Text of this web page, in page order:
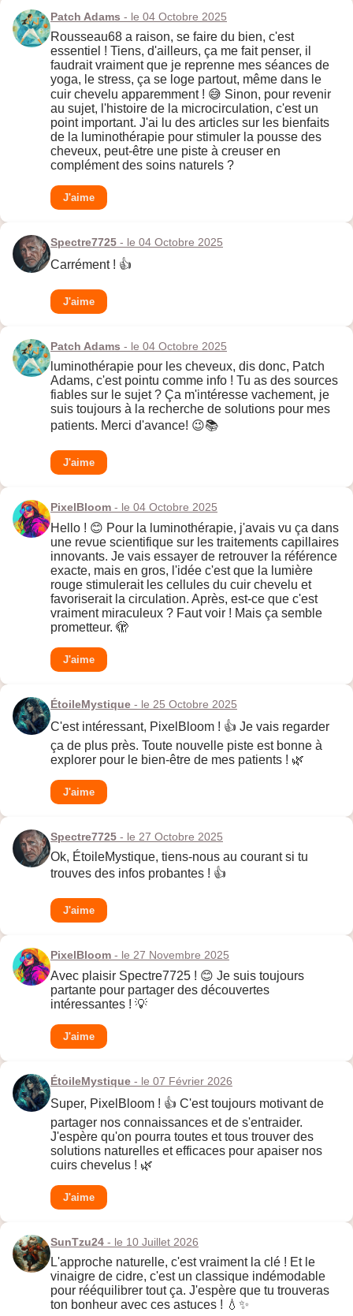
Patch Adams - le 04 Octobre 2025
Rousseau68 a raison, se faire du bien, c'est
essentiel ! Tiens, d'ailleurs, ça me fait penser, il
faudrait vraiment que je reprenne mes séances de
yoga, le stress, ça se loge partout, même dans le
cuir chevelu apparemment ! 😅 Sinon, pour revenir
au sujet, l'histoire de la microcirculation, c'est un
point important. J'ai lu des articles sur les bienfaits
de la luminothérapie pour stimuler la pousse des
cheveux, peut-être une piste à creuser en
complément des soins naturels ?
J'aime
Spectre7725 - le 04 Octobre 2025
Carrément ! 👍
J'aime
Patch Adams - le 04 Octobre 2025
luminothérapie pour les cheveux, dis donc, Patch
Adams, c'est pointu comme info ! Tu as des sources
fiables sur le sujet ? Ça m'intéresse vachement, je
suis toujours à la recherche de solutions pour mes
patients. Merci d'avance! 😉📚
J'aime
PixelBloom - le 04 Octobre 2025
Hello ! 😊 Pour la luminothérapie, j'avais vu ça dans
une revue scientifique sur les traitements capillaires
innovants. Je vais essayer de retrouver la référence
exacte, mais en gros, l'idée c'est que la lumière
rouge stimulerait les cellules du cuir chevelu et
favoriserait la circulation. Après, est-ce que c'est
vraiment miraculeux ? Faut voir ! Mais ça semble
prometteur. 🫣
J'aime
ÉtoileMystique - le 25 Octobre 2025
C'est intéressant, PixelBloom ! 👍 Je vais regarder
ça de plus près. Toute nouvelle piste est bonne à
explorer pour le bien-être de mes patients ! 🌿
J'aime
Spectre7725 - le 27 Octobre 2025
Ok, ÉtoileMystique, tiens-nous au courant si tu
trouves des infos probantes ! 👍
J'aime
PixelBloom - le 27 Novembre 2025
Avec plaisir Spectre7725 ! 😊 Je suis toujours
partante pour partager des découvertes
intéressantes ! 💡
J'aime
ÉtoileMystique - le 07 Février 2026
Super, PixelBloom ! 👍 C'est toujours motivant de
partager nos connaissances et de s'entraider.
J'espère qu'on pourra toutes et tous trouver des
solutions naturelles et efficaces pour apaiser nos
cuirs chevelus ! 🌿
J'aime
SunTzu24 - le 10 Juillet 2026
L'approche naturelle, c'est vraiment la clé ! Et le
vinaigre de cidre, c'est un classique indémodable
pour rééquilibrer tout ça. J'espère que tu trouveras
ton bonheur avec ces astuces ! 💧✨